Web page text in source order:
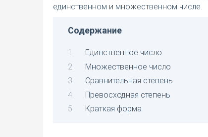
единственном и множественном числе.
Содержание
Единственное число
Множественное число
Сравнительная степень
Превосходная степень
Краткая форма